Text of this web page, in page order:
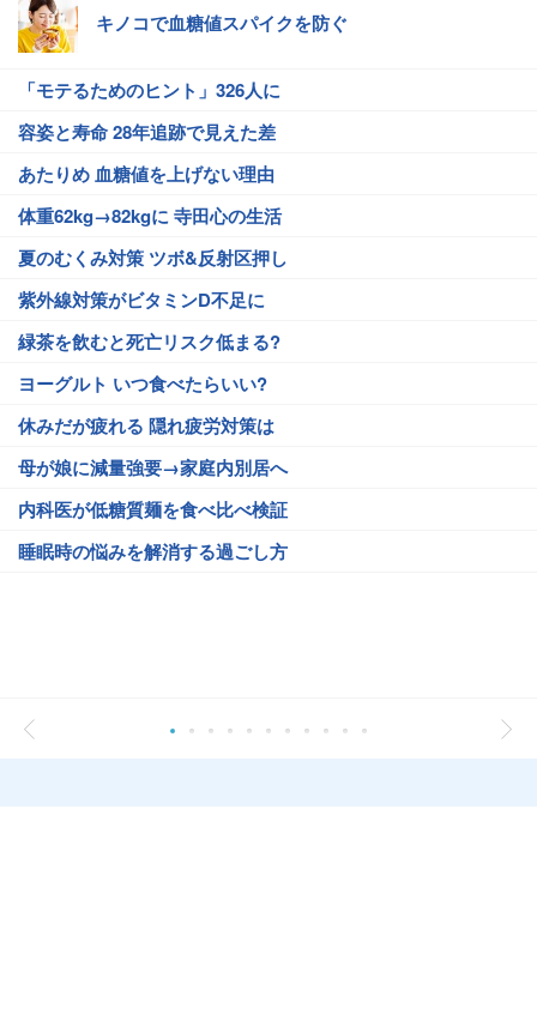
キノコで血糖値スパイクを防ぐ
「モテるためのヒント」326人に
容姿と寿命 28年追跡で見えた差
あたりめ 血糖値を上げない理由
体重62kg→82kgに 寺田心の生活
夏のむくみ対策 ツボ&反射区押し
紫外線対策がビタミンD不足に
緑茶を飲むと死亡リスク低まる?
ヨーグルト いつ食べたらいい?
休みだが疲れる 隠れ疲労対策は
母が娘に減量強要→家庭内別居へ
内科医が低糖質麺を食べ比べ検証
睡眠時の悩みを解消する過ごし方